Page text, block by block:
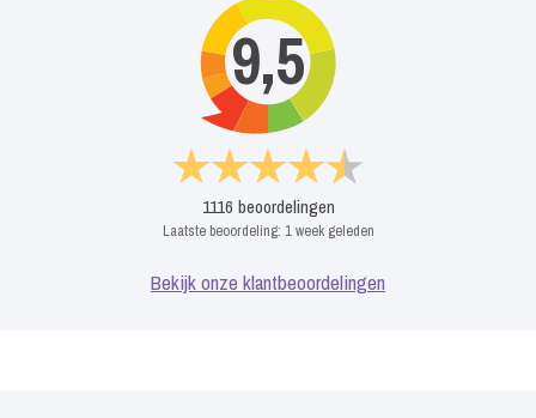
9,5
1116 beoordelingen
Laatste beoordeling: 1 week geleden
Bekijk onze klantbeoordelingen